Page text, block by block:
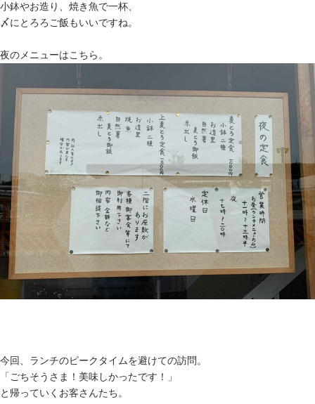
小鉢やお造り、焼き魚で一杯、
〆にとろろご飯もいいですね。
夜のメニューはこちら。
今回、ランチのピークタイムを避けての訪問。
「ごちそうさま！美味しかったです！」
と帰っていくお客さんたち。